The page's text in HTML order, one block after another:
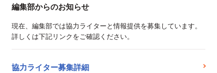
編集部からのお知らせ
現在、編集部では協力ライターと情報提供を募集しています。
詳しくは下記リンクをご確認ください。
協力ライター募集詳細